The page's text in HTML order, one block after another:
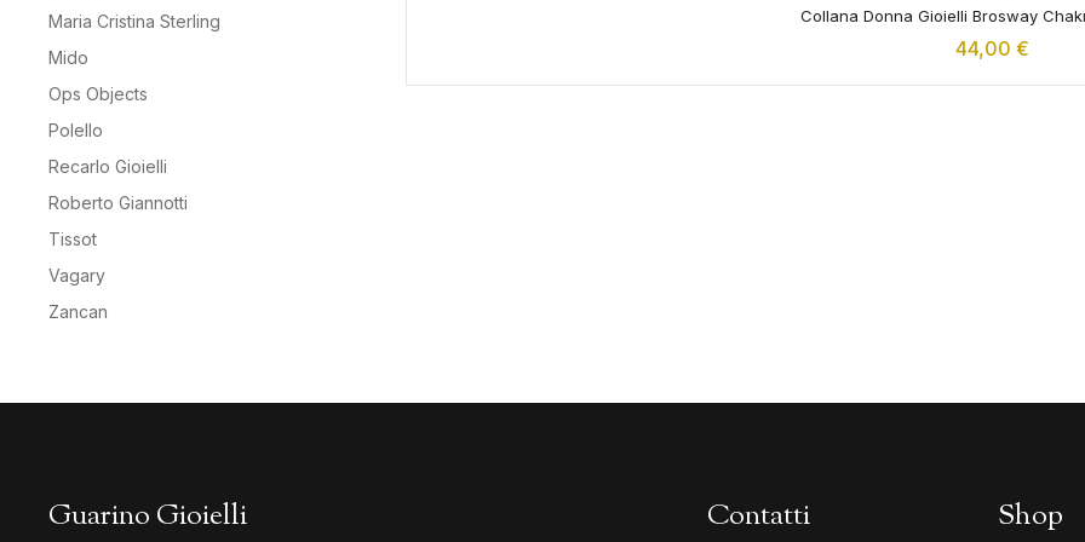
Collana Donna Gioielli Brosway
44,00 €
Maria Cristina Sterling
Mido
Ops Objects
Polello
Recarlo Gioielli
Roberto Giannotti
Tissot
Vagary
Zancan
Guarino Gioielli Contatti Shop